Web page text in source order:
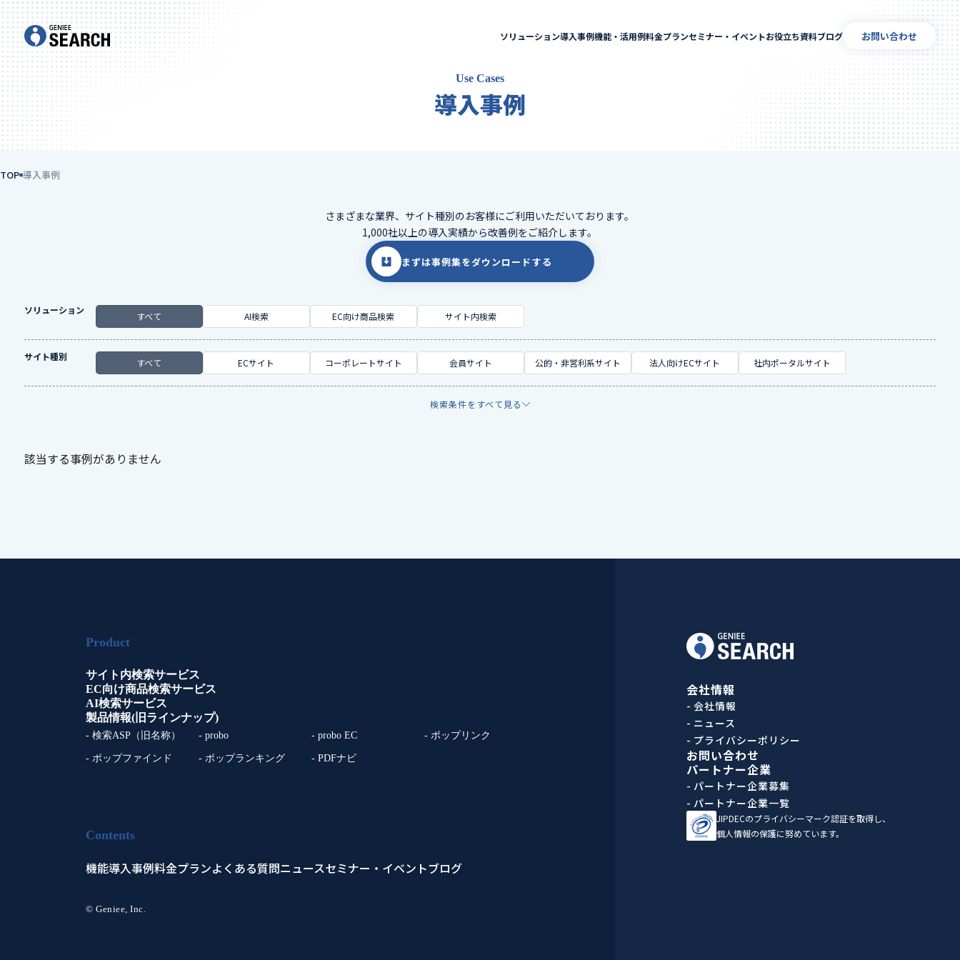
ソリューション導入事例機能・活用例料金プランセミナー・イベントお役立ち資料ブログ お問い合わせ
Use Cases
導入事例
TOP 導入事例
さまざまな業界、サイト種別のお客様にご利用いただいております。
1,000社以上の導入実績から改善例をご紹介します。
まずは事例集をダウンロードする
ソリューション
すべて AI検索 EC向け商品検索 サイト内検索
サイト種別
すべて ECサイト コーポレートサイト 会員サイト 公的・非営利系サイト 法人向けECサイト 社内ポータルサイト
検索条件をすべて見る
該当する事例がありません
Product
サイト内検索サービス
EC向け商品検索サービス
AI検索サービス
製品情報(旧ラインナップ)
- 検索ASP（旧名称） - probo - probo EC - ポップリンク
- ポップファインド - ポップランキング - PDFナビ
Contents
機能導入事例料金プランよくある質問ニュースセミナー・イベントブログ
© Geniee, Inc.
会社情報
- 会社情報
- ニュース
- プライバシーポリシー
お問い合わせ
パートナー企業
- パートナー企業募集
- パートナー企業一覧
JIPDECのプライバシーマーク認証を取得し、
個人情報の保護に努めています。